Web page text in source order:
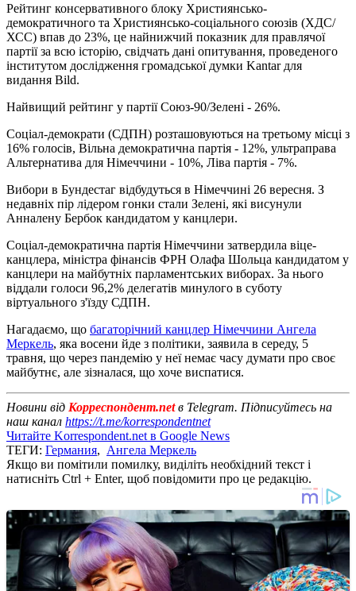
Рейтинг консервативного блоку Християнсько-
демократичного та Християнсько-соціального союзів (ХДС/
ХСС) впав до 23%, це найнижчий показник для правлячої
партії за всю історію, свідчать дані опитування, проведеного
інститутом дослідження громадської думки Kantar для
видання Bild.
Найвищий рейтинг у партії Союз-90/Зелені - 26%.
Соціал-демократи (СДПН) розташовуються на третьому місці з
16% голосів, Вільна демократична партія - 12%, ультраправа
Альтернатива для Німеччини - 10%, Ліва партія - 7%.
Вибори в Бундестаг відбудуться в Німеччині 26 вересня. З
недавніх пір лідером гонки стали Зелені, які висунули
Анналену Бербок кандидатом у канцлери.
Соціал-демократична партія Німеччини затвердила віце-
канцлера, міністра фінансів ФРН Олафа Шольца кандидатом у
канцлери на майбутніх парламентських виборах. За нього
віддали голоси 96,2% делегатів минулого в суботу
віртуального з'їзду СДПН.
Нагадаємо, що багаторічний канцлер Німеччини Ангела
Меркель, яка восени йде з політики, заявила в середу, 5
травня, що через пандемію у неї немає часу думати про своє
майбутнє, але зізналася, що хоче виспатися.
Новини від Корреспондент.netв Telegram. Підписуйтесь на
наш канал https://t.me/korrespondentnet
Читайте Korrespondent.net в Google News
ТЕГИ: Германия, Ангела Меркель
Якщо ви помітили помилку, виділіть необхідний текст і
натисніть Ctrl + Enter, щоб повідомити про це редакцію.